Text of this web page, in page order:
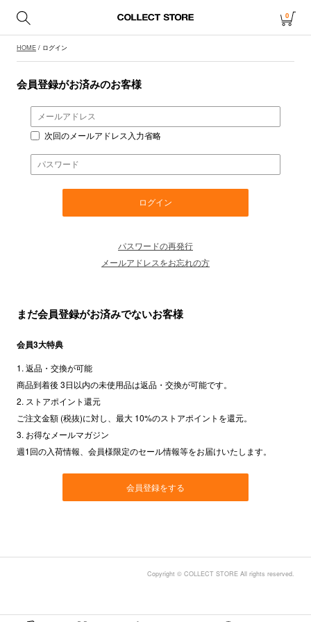
0
HOME / ログイン
会員登録がお済みのお客様
次回のメールアドレス入力省略
パスワードの再発行
メールアドレスをお忘れの方
まだ会員登録がお済みでないお客様
会員3大特典
1. 返品・交換が可能
商品到着後 3日以内の未使用品は返品・交換が可能です。
2. ストアポイント還元
ご注文金額 (税抜)に対し、最大 10%のストアポイントを還元。
3. お得なメールマガジン
週1回の入荷情報、会員様限定のセール情報等をお届けいたします。
会員登録をする
Copyright © COLLECT STORE All rights reserved.